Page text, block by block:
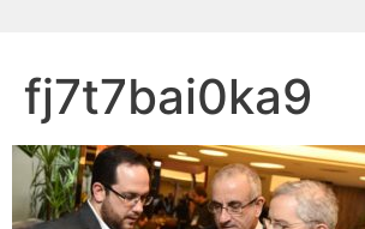
fj7t7bai0ka9